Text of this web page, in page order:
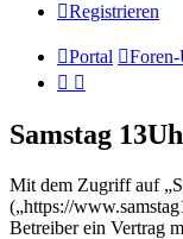
Registrieren
Portal
Samstag
Mit dem Zugriff auf
(„https://
Betreiber ein Vertrag